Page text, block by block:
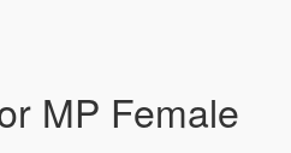
MP Female